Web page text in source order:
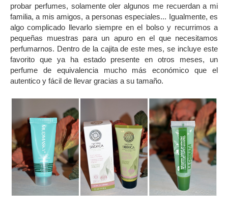
probar perfumes, solamente oler algunos me recuerdan a mi
familia, a mis amigos, a personas especiales... Igualmente, es
algo complicado llevarlo siempre en el bolso y recurrimos a
pequeñas muestras para un apuro en el que necesitamos
perfumarnos. Dentro de la cajita de este mes, se incluye este
favorito que ya ha estado presente en otros meses, un
perfume de equivalencia mucho más económico que el
autentico y fácil de llevar gracias a su tamaño.